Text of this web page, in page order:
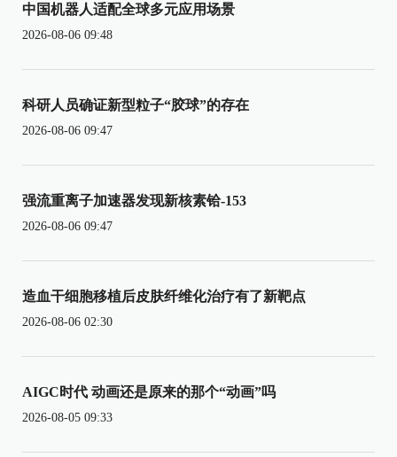
中国机器人适配全球多元应用场景
2026-08-06 09:48
科研人员确证新型粒子“胶球”的存在
2026-08-06 09:47
强流重离子加速器发现新核素铪-153
2026-08-06 09:47
造血干细胞移植后皮肤纤维化治疗有了新靶点
2026-08-06 02:30
AIGC时代 动画还是原来的那个“动画”吗
2026-08-05 09:33